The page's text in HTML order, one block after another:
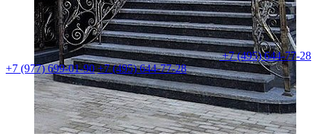
+7 (495) 644-77-28
+7 (977) 699-01-90 +7 (495) 644-77-28